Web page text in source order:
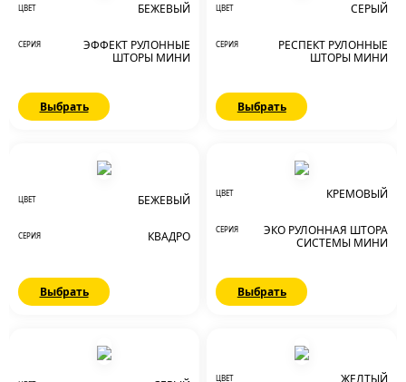
ЦВЕТ БЕЖЕВЫЙ
СЕРИЯ
ЭФФЕКТ РУЛОННЫЕ
ШТОРЫ МИНИ
Выбрать
ЦВЕТ СЕРЫЙ
СЕРИЯ
РЕСПЕКТ РУЛОННЫЕ
ШТОРЫ МИНИ
Выбрать
ЦВЕТ БЕЖЕВЫЙ
СЕРИЯ КВАДРО
Выбрать
ЦВЕТ КРЕМОВЫЙ
СЕРИЯ
ЭКО РУЛОННАЯ ШТОРА
СИСТЕМЫ МИНИ
Выбрать
ЦВЕТ ЖЕЛТЫЙ